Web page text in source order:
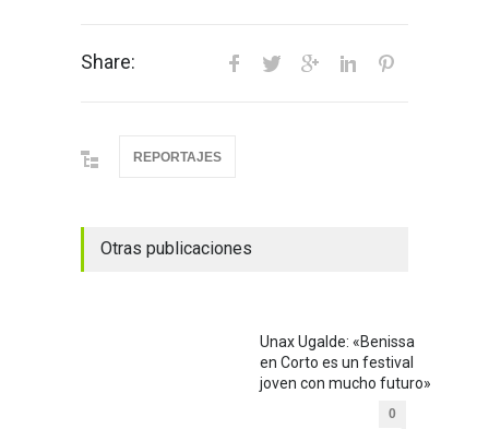
Share:
REPORTAJES
Otras publicaciones
Unax Ugalde: «Benissa
en Corto es un festival
joven con mucho futuro»
0